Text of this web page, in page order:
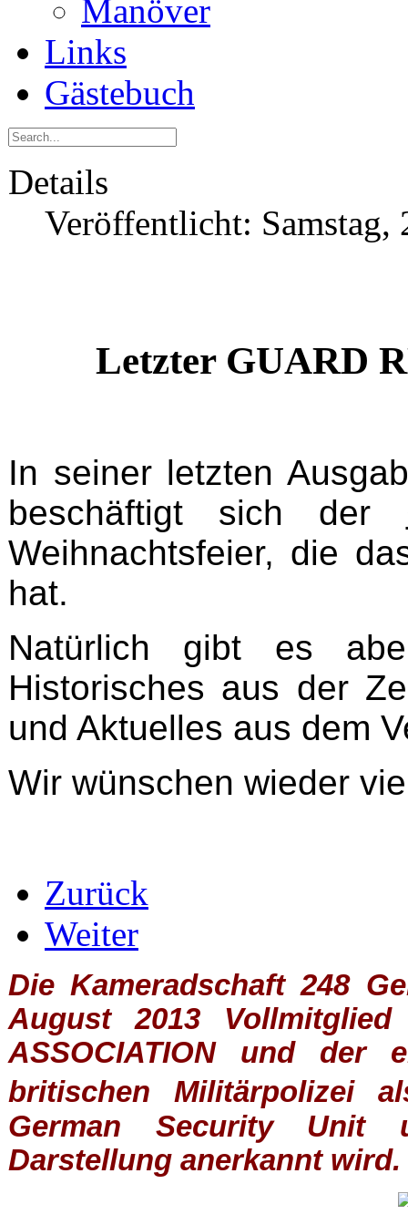
Manöver
Links
Gästebuch
Details
Veröffentlicht: Samstag,
Letzter GUARD
In seiner letzten
beschäftigt sich der
Weihnachtsfeier, die
hat.
Natürlich gibt es
Historisches aus der
und Aktuelles aus dem
Wir wünschen wieder
Zurück
Weiter
Die Kameradschaft 248
August 2013
ASSOCIATIONund der
britischen
Militärpolizei
German Security Unit
Darstellung anerkannt wird.